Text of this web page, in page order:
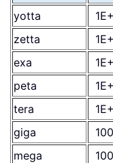
yotta
zetta
exa
peta
tera
giga
mega